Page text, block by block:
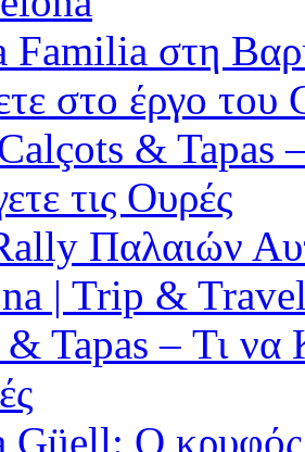
Familia στη
στο έργο του
& Tapas
τις Ουρές
Παλαιών
| Trip &
Tapas – Τι να
Güell: Ο